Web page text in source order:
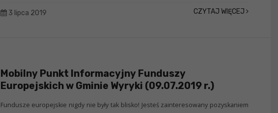
3 lipca 2019 CZYTAJ WIĘCEJ
Mobilny Punkt Informacyjny Funduszy
Europejskich w Gminie Wyryki (09.07.2019 r.)
Fundusze europejskie nigdy nie były tak blisko! Jesteś zainteresowany pozyskaniem